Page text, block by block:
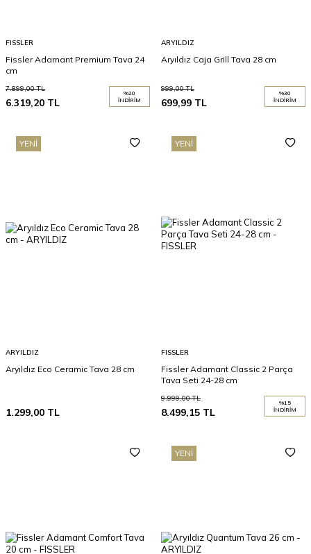
FISSLER
Fissler Adamant Premium Tava 24
cm
7.899,00TL
6.319,20 TL
%20
İNDIRIM
ARYILDIZ
Aryıldız Caja Grill Tava 28 cm
999,00TL
699,99 TL
%30
İNDIRIM
YENI
ARYILDIZ
Aryıldız Eco Ceramic Tava 28 cm
1.299,00 TL
YENI
FISSLER
Fissler Adamant Classic 2 Parça
Tava Seti 24-28 cm
9.999,00TL
8.499,15 TL
%15
İNDIRIM
YENI